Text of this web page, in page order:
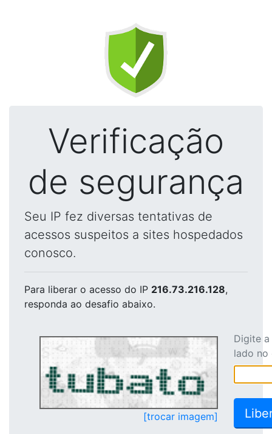
Verificação
de segurança
Seu IP fez diversas tentativas de
acessos suspeitos a sites hospedados
conosco.
Para liberar o acesso do IP 216.73.216.128,
responda ao desafio abaixo.
[trocar imagem]
Digite
lado no